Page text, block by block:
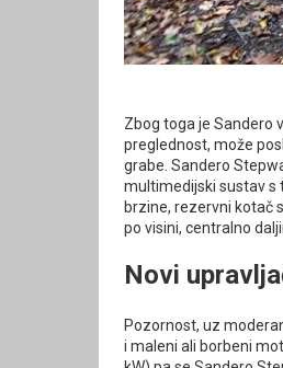
Zbog toga je Sandero
preglednost, može
grabe. Sandero
multimedijski sustav s
brzine, rezervni kotač
po visini, centralno
Novi
Pozornost, uz
i maleni ali borbeni